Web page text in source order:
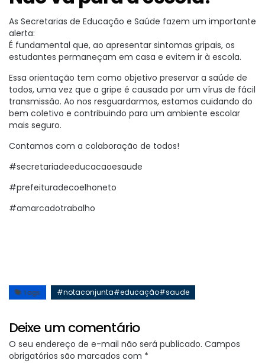
As Secretarias de Educação e Saúde fazem um importante
alerta:
É fundamental que, ao apresentar sintomas gripais, os
estudantes permaneçam em casa e evitem ir à escola.
Essa orientação tem como objetivo preservar a saúde de
todos, uma vez que a gripe é causada por um vírus de fácil
transmissão. Ao nos resguardarmos, estamos cuidando do
bem coletivo e contribuindo para um ambiente escolar
mais seguro.
Contamos com a colaboração de todos!
#secretariadeeducacaoesaude
#prefeituradecoelhoneto
#amarcadotrabalho
Tags #notaconjunta#educação#saude
Deixe um comentário
O seu endereço de e-mail não será publicado. Campos
obrigatórios são marcados com *